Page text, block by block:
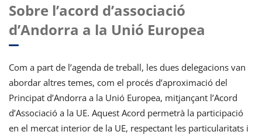
Sobre l’acord d’associació
d’Andorra a la Unió Europea
Com a part de l’agenda de treball, les dues delegacions van
abordar altres temes, com el procés d’aproximació del
Principat d’Andorra a la Unió Europea, mitjançant l’Acord
d’Associació a la UE. Aquest Acord permetrà la participació
en el mercat interior de la UE, respectant les particularitats i